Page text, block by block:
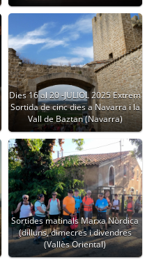
Dies 16 al 20 -JULIOL 2025 Extrem
Sortida de cinc dies a Navarra i la
Vall de Baztan (Navarra)
Sortides matinals Marxa Nòrdica
(dilluns, dimecres i divendres
(Vallès Oriental)